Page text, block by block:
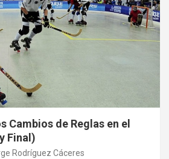
Cambios de Reglas en el
Final)
Rodríguez Cáceres